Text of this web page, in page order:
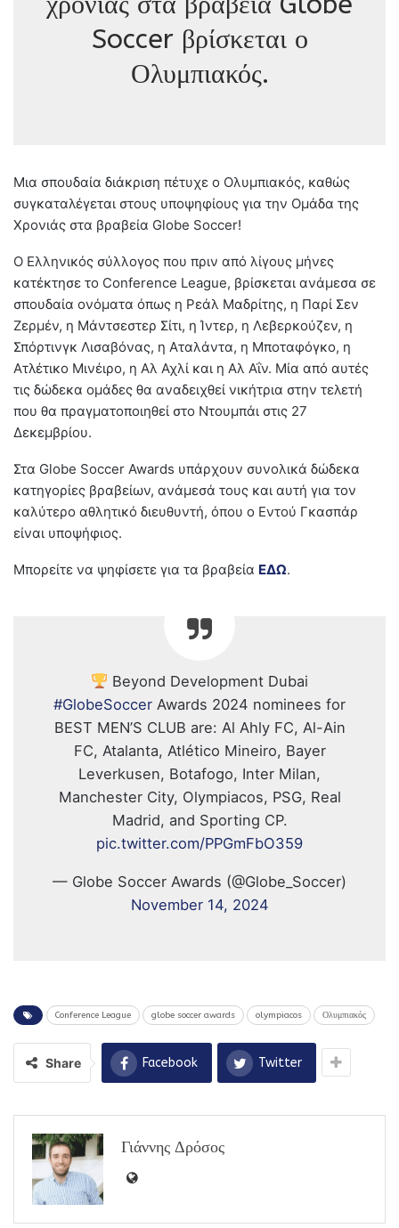
Soccer βρίσκεται ο
Ολυμπιακός.
Μια σπουδαία διάκριση πέτυχε ο Ολυμπιακός, καθώς
συγκαταλέγεται στους υποψηφίους για την Ομάδα της
Χρονιάς στα βραβεία Globe Soccer!
Ο Ελληνικός σύλλογος που πριν από λίγους μήνες
κατέκτησε το Conference League, βρίσκεται ανάμεσα σε
σπουδαία ονόματα όπως η Ρεάλ Μαδρίτης, η Παρί Σεν
Ζερμέν, η Μάντσεστερ Σίτι, η Ίντερ, η Λεβερκούζεν, η
Σπόρτινγκ Λισαβόνας, η Αταλάντα, η Μποταφόγκο, η
Ατλέτικο Μινέιρο, η Αλ Αχλί και η Αλ Αΐν. Μία από αυτές
τις δώδεκα ομάδες θα αναδειχθεί νικήτρια στην τελετή
που θα πραγματοποιηθεί στο Ντουμπάι στις 27
Δεκεμβρίου.
Στα Globe Soccer Awards υπάρχουν συνολικά δώδεκα
κατηγορίες βραβείων, ανάμεσά τους και αυτή για τον
καλύτερο αθλητικό διευθυντή, όπου ο Εντού Γκασπάρ
είναι υποψήφιος.
Μπορείτε να ψηφίσετε για τα βραβεία ΕΔΩ.
Beyond Development Dubai
#GlobeSoccer Awards 2024 nominees for
BEST MEN’S CLUB are: Al Ahly FC, Al-Ain
FC, Atalanta, Atlético Mineiro, Bayer
Leverkusen, Botafogo, Inter Milan,
Manchester City, Olympiacos, PSG, Real
Madrid, and Sporting CP.
pic.twitter.com/PPGmFbO359
— Globe Soccer Awards (@Globe_Soccer)
November 14, 2024
Conference League globe soccer awards olympiacos Ολυμπιακός
Share Facebook Twitter
Γιάννης Δρόσος